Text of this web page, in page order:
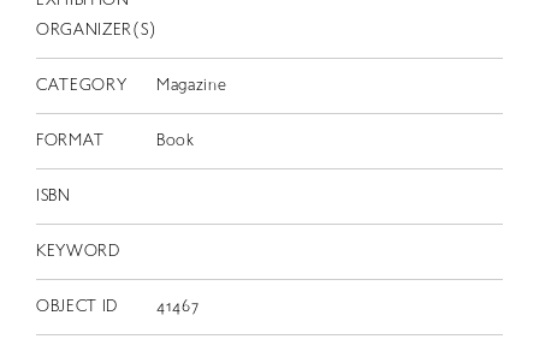
ORGANIZER(S)
CATEGORY Magazine
FORMAT Book
ISBN
KEYWORD
OBJECT ID 41467